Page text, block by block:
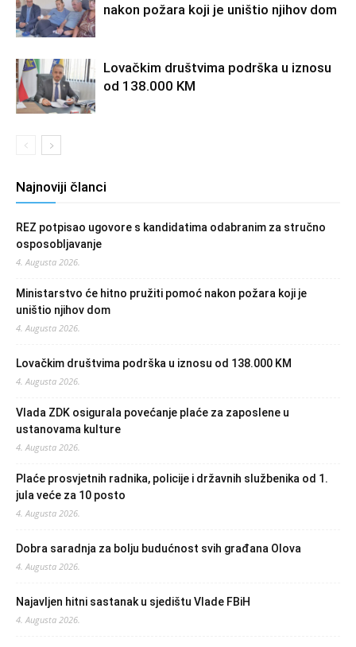
nakon požara koji je uništio njihov dom
Lovačkim društvima podrška u iznosu
od 138.000 KM
Najnoviji članci
REZ potpisao ugovore s kandidatima odabranim za stručno
osposobljavanje
4. Augusta 2026.
Ministarstvo će hitno pružiti pomoć nakon požara koji je
uništio njihov dom
4. Augusta 2026.
Lovačkim društvima podrška u iznosu od 138.000 KM
4. Augusta 2026.
Vlada ZDK osigurala povećanje plaće za zaposlene u
ustanovama kulture
4. Augusta 2026.
Plaće prosvjetnih radnika, policije i državnih službenika od 1.
jula veće za 10 posto
4. Augusta 2026.
Dobra saradnja za bolju budućnost svih građana Olova
4. Augusta 2026.
Najavljen hitni sastanak u sjedištu Vlade FBiH
4. Augusta 2026.